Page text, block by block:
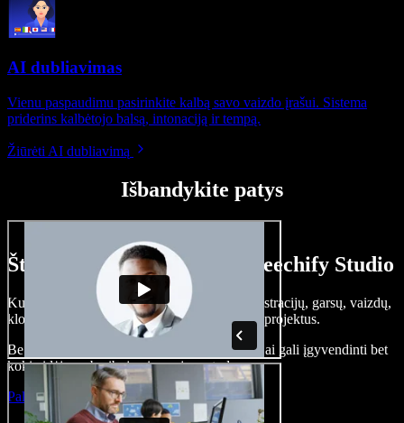
AI dubliavimas
Vienu paspaudimu pasirinkite kalbą savo vaizdo įrašui. Sistema
priderins kalbėtojo balsą, intonaciją ir tempą.
Žiūrėti AI dubliavimą
Išbandykite patys
Štai ką galite nuveikti su Speechify Studio
Kurkite įgarsinimus, pridėkite nemokamų iliustracijų, garsų, vaizdų,
klonuokite balsą – kurkite pilnus, įspūdingus projektus.
Be jokių mokymų ir viskas naršyklėje – kūrėjai gali įgyvendinti bet
kokią idėją, neberibojami senųjų metodų.
Paleisti studiją